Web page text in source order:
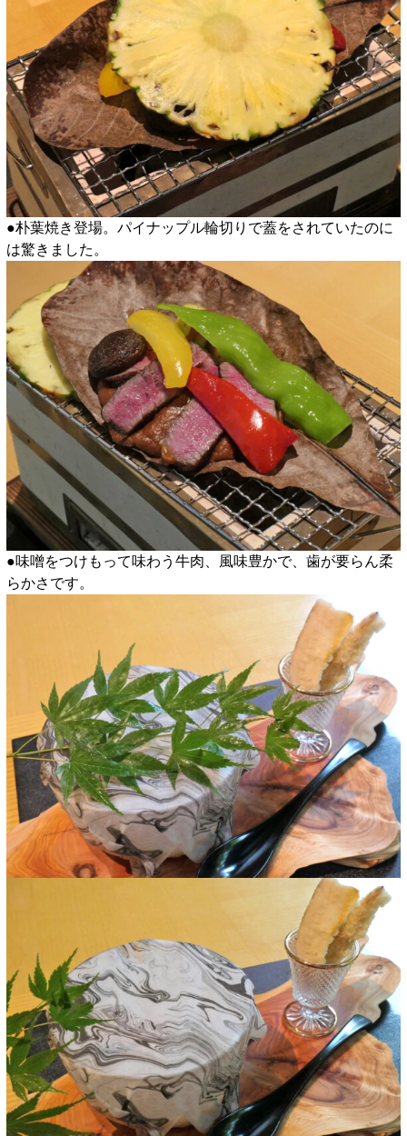
●朴葉焼き登場。パイナップル輪切りで蓋をされていたのに
は驚きました。
●味噌をつけもって味わう牛肉、風味豊かで、歯が要らん柔
らかさです。